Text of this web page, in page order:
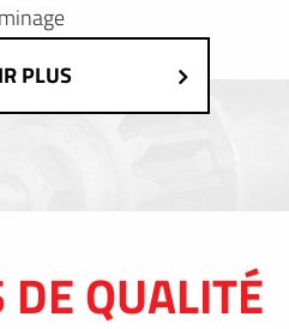
PLUS
QUALITÉ